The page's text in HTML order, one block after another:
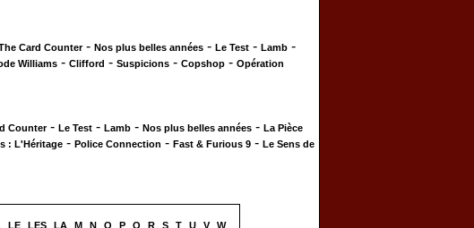
Card Counter- Nos plus belles années - Le Test - Lamb -
Williams - Clifford - Suspicions - Copshop - Opération
Counter- Le Test - Lamb - Nos plus belles années - La Pièce
: L'Héritage - Police Connection - Fast & Furious 9 - Le Sens de
LE LES LA M N O P Q R S T U V
W